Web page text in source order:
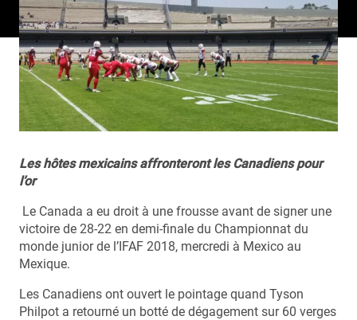
Les hôtes mexicains affronteront les Canadiens pour
l’or
Le Canada a eu droit à une frousse avant de signer une
victoire de 28-22 en demi-finale du Championnat du
monde junior de l’IFAF 2018, mercredi à Mexico au
Mexique.
Les Canadiens ont ouvert le pointage quand Tyson
Philpot a retourné un botté de dégagement sur 60 verges